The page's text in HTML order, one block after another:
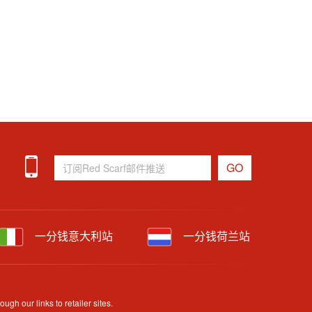
一分钱意大利站 一分钱荷兰站
our links to retailer sites.